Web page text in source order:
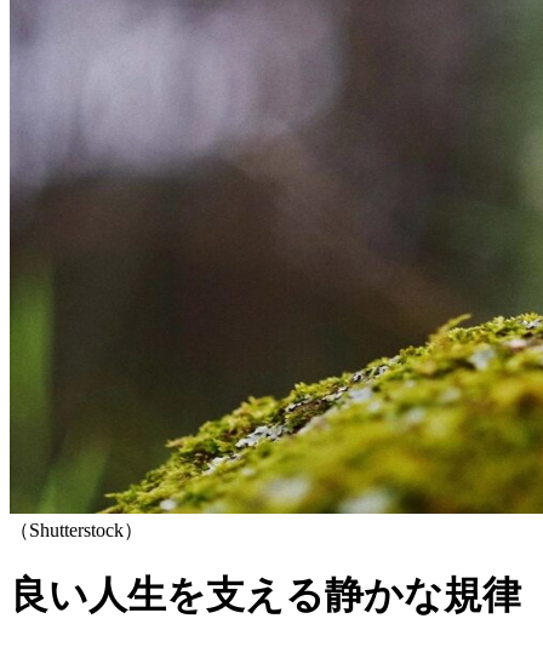
（Shutterstock）
良い人生を支える静かな規律